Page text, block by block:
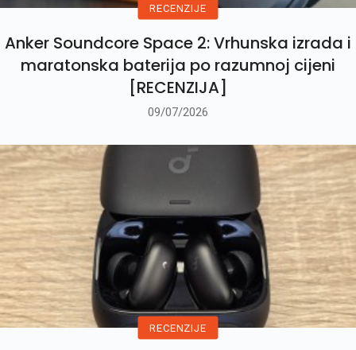
RECENZIJE
Anker Soundcore Space 2: Vrhunska izrada i
maratonska baterija po razumnoj cijeni
[RECENZIJA]
09/07/2026
RECENZIJE